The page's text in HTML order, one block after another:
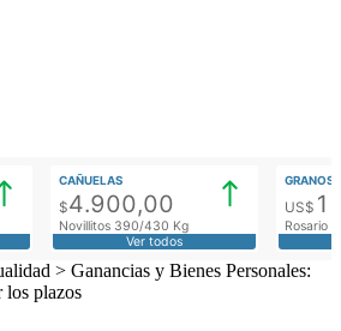
CAÑUELAS
$4.900,00
Novillitos 390/430 Kg
Ver todos
GRANOS
US$
Rosario
> Ganancias y Bienes Personales:
plazos